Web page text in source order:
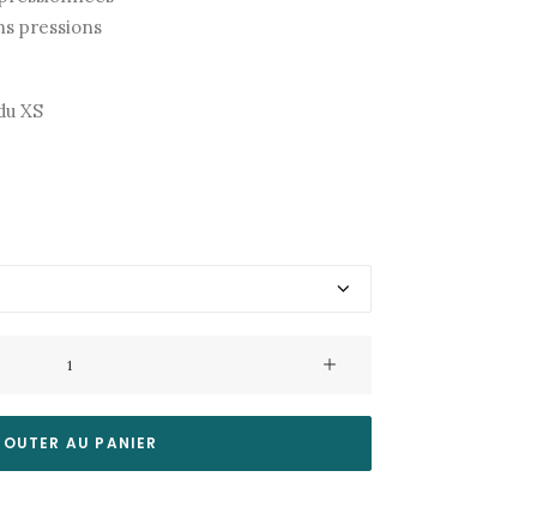
pressions
XS
AU PANIER